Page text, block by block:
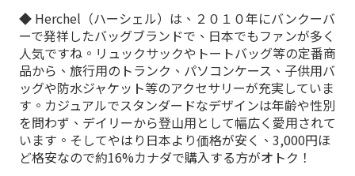
◆ Herchel（ハーシェル）は、２０１０年にバンクーバ
ーで発祥したバッグブランドで、日本でもファンが多く
人気ですね。リュックサックやトートバッグ等の定番商
品から、旅行用のトランク、パソコンケース、子供用バ
ッグや防水ジャケット等のアクセサリーが充実していま
す。カジュアルでスタンダードなデザインは年齢や性別
を問わず、デイリーから登山用として幅広く愛用されて
います。そしてやはり日本より価格が安く、3,000円ほ
ど格安なので約16%カナダで購入する方がオトク！